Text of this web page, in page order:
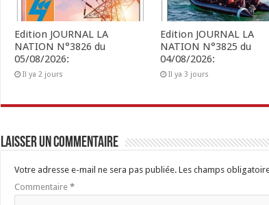
Edition JOURNAL LA
NATION N°3826 du
05/08/2026:
Il ya 2 jours
Edition JOURNAL LA
NATION N°3825 du
04/08/2026:
Il ya 3 jours
Laisser un commentaire
Votre adresse e-mail ne sera pas publiée. Les champs
Commentaire *